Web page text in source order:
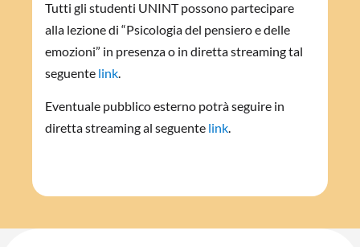
Tutti gli studenti UNINT possono partecipare
alla lezione di “Psicologia del pensiero e delle
emozioni” in presenza o in diretta streaming tal
seguente link.
Eventuale pubblico esterno potrà seguire in
diretta streaming al seguente link.